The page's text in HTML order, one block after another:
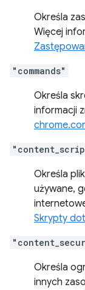
Określa
Więcej
"commands"
Określa
informacji
Określa
używane,
Skrypty
Określa
innych